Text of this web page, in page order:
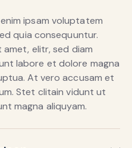
ipsam voluptatem
quia consequuntur.
amet, elitr, sed diam
labore et dolore magna
At vero accusam et
Stet clitain vidunt ut
magna aliquyam.